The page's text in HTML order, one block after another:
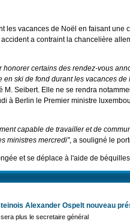
les vacances de Noël en faisant une
a contraint la chancelière
honorer certains des rendez-vous
en ski de fond durant les vacances de
M. Seibert. Elle ne se rendra
à Berlin le Premier ministre
capable de travailler et de
ministres mercredi", a souligné le
et se déplace à l'aide de
Alexander Ospelt nouveau
plus le secretaire général